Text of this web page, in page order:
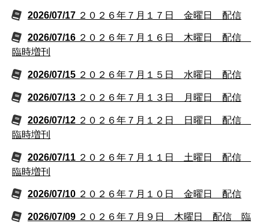
2026/07/17 ２０２６年７月１７日 金曜日 配信
2026/07/16 ２０２６年７月１６日 木曜日 配信
臨時増刊
2026/07/15 ２０２６年７月１５日 水曜日 配信
2026/07/13 ２０２６年７月１３日 月曜日 配信
2026/07/12 ２０２６年７月１２日 日曜日 配信
臨時増刊
2026/07/11 ２０２６年７月１１日 土曜日 配信
臨時増刊
2026/07/10 ２０２６年７月１０日 金曜日 配信
2026/07/09 ２０２６年７月９日 木曜日 配信 臨